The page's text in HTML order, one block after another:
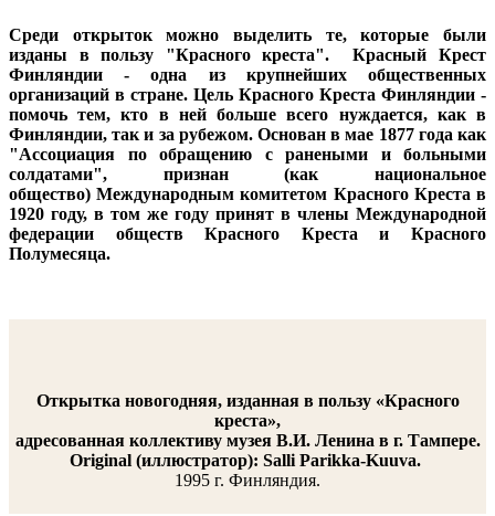
Среди открыток можно выделить те, которые были
изданы в пользу "Красного креста". Красный Крест
Финляндии - одна из крупнейших общественных
организаций в стране. Цель Красного Креста Финляндии -
помочь тем, кто в ней больше всего нуждается, как в
Финляндии, так и за рубежом. Основан в мае 1877 года как
"Ассоциация по обращению с ранеными и больными
солдатами", признан (как национальное
общество) Международным комитетом Красного Креста в
1920 году, в том же году принят в члены Международной
федерации обществ Красного Креста и Красного
Полумесяца.
Открытка новогодняя, изданная в пользу «Красного
креста»,
адресованная коллективу музея В.И. Ленина в г. Тампере.
Original (иллюстратор): Salli Parikka-Kuuva.
1995 г. Финляндия.